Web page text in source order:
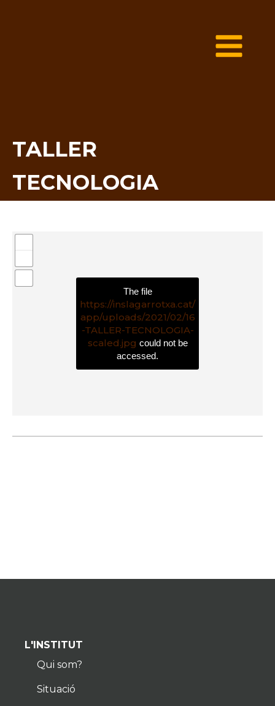
TALLER
TECNOLOGIA
The file
https://inslagarrotxa.cat/
app/uploads/2021/02/16
-TALLER-TECNOLOGIA-
scaled.jpg could not be
accessed.
L'INSTITUT
Qui som?
Situació